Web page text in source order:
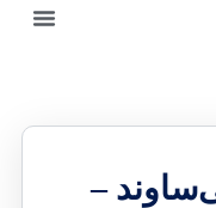
–